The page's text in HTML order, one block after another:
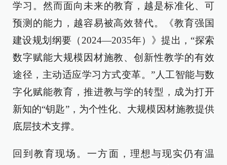
学习。然而面向未来的教育，越是标准化、可
预测的能力，越容易被高效替代。《教育强国
建设规划纲要（2024—2035年）》提出，“探索
数字赋能大规模因材施教、创新性教学的有效
途径，主动适应学习方式变革。”人工智能与数
字化赋能教育，推进教与学的转型，成为打开
新知的“钥匙”，为个性化、大规模因材施教提供
底层技术支撑。
回到教育现场。一方面，理想与现实仍有温